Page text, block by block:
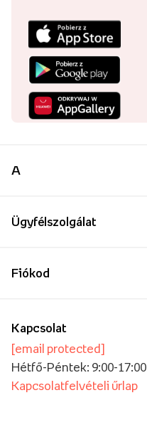
A
Ügyfélszolgálat
Kapcsolat
[email protected]
Hétfő-Péntek: 9:00-17:00
Kapcsolatfelvételi űrlap
Fiókod